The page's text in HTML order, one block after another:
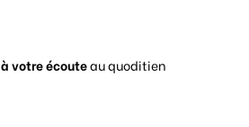
à votre écouteau quoditien